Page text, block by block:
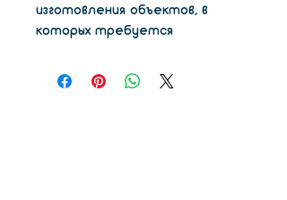
изготовления объектов, в
которых требуется
способностью к сжатию при
высокой силе. Обладает